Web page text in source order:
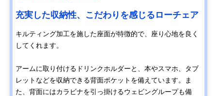
充実した収納性、こだわりを感じるローチェア
キルティング加工を施した座面が特徴的で、座り心地を良く
してくれます。
アームに取り付けるドリンクホルダーと、本やスマホ、タブ
レットなどを収納できる背面ポケットを備えています。ま
た、背面にはカラビナを引っ掛けるウェビングループも備